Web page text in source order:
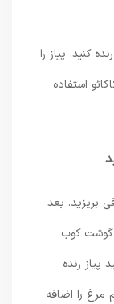
پیاز را
بعد
کوب
اضافه